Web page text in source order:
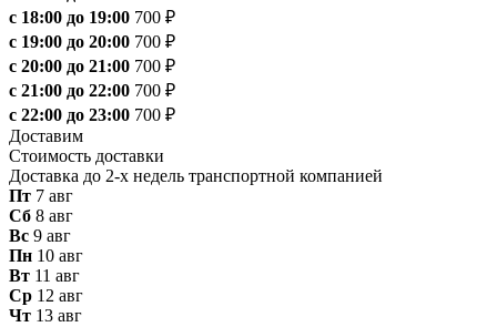
с 18:00 до 19:00 700 ₽
с 19:00 до 20:00 700 ₽
с 20:00 до 21:00 700 ₽
с 21:00 до 22:00 700 ₽
с 22:00 до 23:00 700 ₽
Доставим
Стоимость доставки
Доставка до 2-х недель транспортной компанией
Пт 7 авг
Сб 8 авг
Вс 9 авг
Пн 10 авг
Вт 11 авг
Ср 12 авг
Чт 13 авг